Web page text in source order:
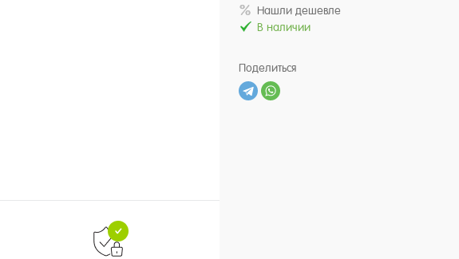
Нашли дешевле
В наличии
Поделиться